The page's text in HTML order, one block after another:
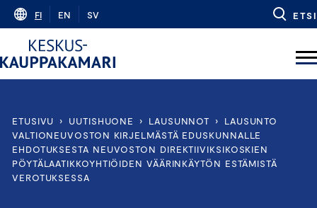
Skip
content
FI EN SV ETSI
ETUSIVU › UUTISHUONE › LAUSUNNOT ›
LAUSUNTO
VALTIONEUVOSTON KIRJELMÄSTÄ EDUSKUNNALLE
EHDOTUKSESTA NEUVOSTON DIREKTIIVIKSIKOSKIEN
PÖYTÄLAATIKKOYHTIÖIDEN VÄÄRINKÄYTÖN ESTÄMISTÄ
VEROTUKSESSA